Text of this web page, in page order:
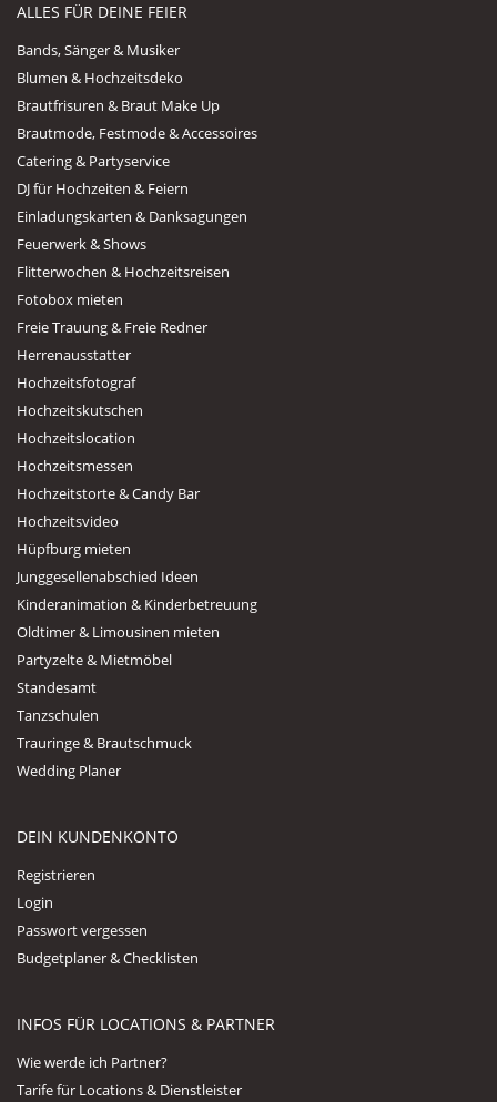
ALLES FÜR DEINE FEIER
Bands, Sänger & Musiker
Blumen & Hochzeitsdeko
Brautfrisuren & Braut Make Up
Brautmode, Festmode & Accessoires
Catering & Partyservice
DJ für Hochzeiten & Feiern
Einladungskarten & Danksagungen
Feuerwerk & Shows
Flitterwochen & Hochzeitsreisen
Fotobox mieten
Freie Trauung & Freie Redner
Herrenausstatter
Hochzeitsfotograf
Hochzeitskutschen
Hochzeitslocation
Hochzeitsmessen
Hochzeitstorte & Candy Bar
Hochzeitsvideo
Hüpfburg mieten
Junggesellenabschied Ideen
Kinderanimation & Kinderbetreuung
Oldtimer & Limousinen mieten
Partyzelte & Mietmöbel
Standesamt
Tanzschulen
Trauringe & Brautschmuck
Wedding Planer
DEIN KUNDENKONTO
Registrieren
Login
Passwort vergessen
Budgetplaner & Checklisten
INFOS FÜR LOCATIONS & PARTNER
Wie werde ich Partner?
Tarife für Locations & Dienstleister